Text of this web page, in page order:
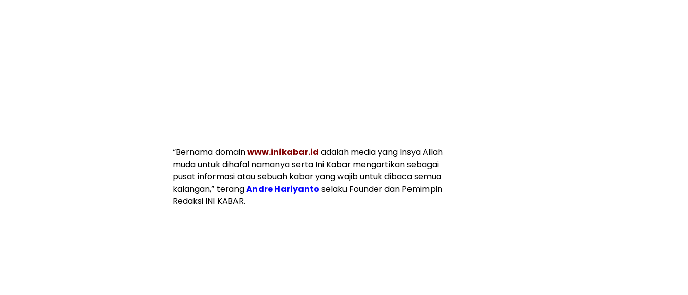
“Bernama domainwww.inikabar.id adalah media yang Insya Allah
muda untuk dihafal namanya serta Ini Kabar mengartikan sebagai
pusat informasi atau sebuah kabar yang wajib untuk dibaca semua
kalangan,” terangAndre Hariyanto selaku Founder dan Pemimpin
Redaksi INI KABAR.